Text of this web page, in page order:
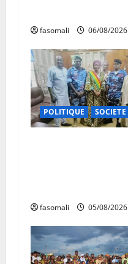
fasomali 06/08/2026
POLITIQUE SOCIETE
fasomali 05/08/2026